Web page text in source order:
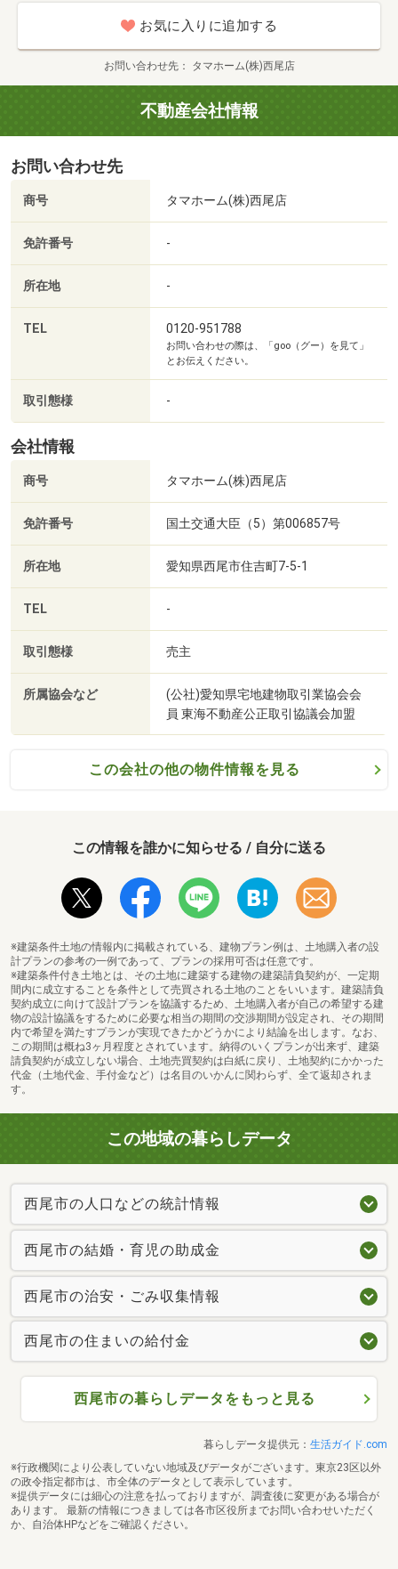
お気に入りに追加する
お問い合わせ先 タマホーム(株)西尾店
不動産会社情報
お問い合わせ先
商号 タマホーム(株)西尾店
免許番号 -
所在地 -
TEL 0120-951788
お問い合わせの際は、「goo（グー）を見て」
とお伝えください。
取引態様 -
会社情報
商号 タマホーム(株)西尾店
免許番号 国土交通大臣（5）第006857号
所在地 愛知県西尾市住吉町7-5-1
TEL -
取引態様 売主
所属協会など
(公社)愛知県宅地建物取引業協会会
員 東海不動産公正取引協議会加盟
この会社の他の物件情報を見る
この情報を誰かに知らせる / 自分に送る
※建築条件土地の情報内に掲載されている、建物プラン例は、土地購入者の設
計プランの参考の一例であって、プランの採用可否は任意です。
※建築条件付き土地とは、その土地に建築する建物の建築請負契約が、一定期
間内に成立することを条件として売買される土地のことをいいます。建築請負
契約成立に向けて設計プランを協議するため、土地購入者が自己の希望する建
物の設計協議をするために必要な相当の期間の交渉期間が設定され、その期間
内で希望を満たすプランが実現できたかどうかにより結論を出します。なお、
この期間は概ね3ヶ月程度とされています。納得のいくプランが出来ず、建築
請負契約が成立しない場合、土地売買契約は白紙に戻り、土地契約にかかった
代金（土地代金、手付金など）は名目のいかんに関わらず、全て返却されま
す。
この地域の暮らしデータ
西尾市の人口などの統計情報
西尾市の結婚・育児の助成金
西尾市の治安・ごみ収集情報
西尾市の住まいの給付金
西尾市の暮らしデータをもっと見る
暮らしデータ提供元： 生活ガイド.com
※行政機関により公表していない地域及びデータがございます。東京23区以外
の政令指定都市は、市全体のデータとして表示しています。
※提供データには細心の注意を払っておりますが、調査後に変更がある場合が
あります。 最新の情報につきましては各市区役所までお問い合わせいただく
か、自治体HPなどをご確認ください。